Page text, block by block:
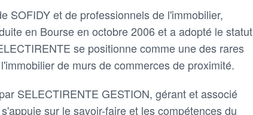
SOFIDY et de professionnels de l'immobilier,
en Bourse en octobre 2006 et a adopté le statut
se positionne comme une des rares
de murs de commerces de proximité.
SELECTIRENTE GESTION, gérant et associé
sur le savoir-faire et les compétences du